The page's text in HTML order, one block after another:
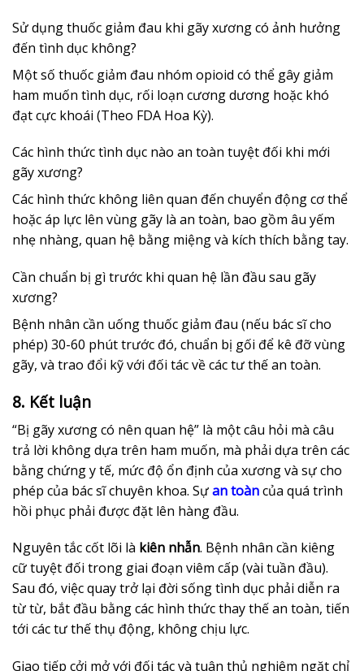
Sử dụng thuốc giảm đau khi gãy xương có ảnh hưởng
đến tình dục không?
Một số thuốc giảm đau nhóm opioid có thể gây giảm
ham muốn tình dục, rối loạn cương dương hoặc khó
đạt cực khoái (Theo FDA Hoa Kỳ).
Các hình thức tình dục nào an toàn tuyệt đối khi mới
gãy xương?
Các hình thức không liên quan đến chuyển động cơ thể
hoặc áp lực lên vùng gãy là an toàn, bao gồm âu yếm
nhẹ nhàng, quan hệ bằng miệng và kích thích bằng tay.
Cần chuẩn bị gì trước khi quan hệ lần đầu sau gãy
xương?
Bệnh nhân cần uống thuốc giảm đau (nếu bác sĩ cho
phép) 30-60 phút trước đó, chuẩn bị gối để kê đỡ vùng
gãy, và trao đổi kỹ với đối tác về các tư thế an toàn.
8. Kết luận
“Bị gãy xương có nên quan hệ” là một câu hỏi mà câu
trả lời không dựa trên ham muốn, mà phải dựa trên các
bằng chứng y tế, mức độ ổn định của xương và sự cho
phép của bác sĩ chuyên khoa. Sựan toàncủa quá trình
hồi phục phải được đặt lên hàng đầu.
Nguyên tắc cốt lõi là kiên nhẫn. Bệnh nhân cần kiêng
cữ tuyệt đối trong giai đoạn viêm cấp (vài tuần đầu).
Sau đó, việc quay trở lại đời sống tình dục phải diễn ra
từ từ, bắt đầu bằng các hình thức thay thế an toàn, tiến
tới các tư thế thụ động, không chịu lực.
Giao tiếp cởi mở với đối tác và tuân thủ nghiêm ngặt chỉ